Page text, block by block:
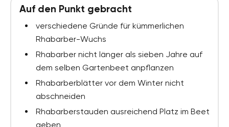
Auf den Punkt gebracht
verschiedene Gründe für kümmerlichen
Rhabarber-Wuchs
Rhabarber nicht länger als sieben Jahre auf
dem selben Gartenbeet anpflanzen
Rhabarberblätter vor dem Winter nicht
abschneiden
Rhabarberstauden ausreichend Platz im Beet
geben